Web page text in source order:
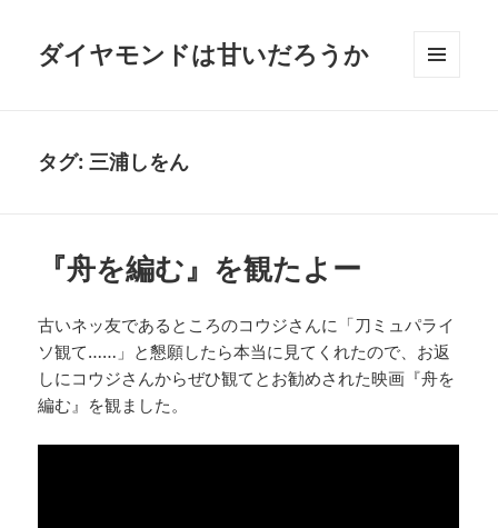
ダイヤモンドは甘いだろうか
タグ:三浦しをん
『舟を編む』を観たよー
古いネッ友であるところのコウジさんに「刀ミュパライ
ソ観て……」と懇願したら本当に見てくれたので、お返
しにコウジさんからぜひ観てとお勧めされた映画『舟を
編む』を観ました。